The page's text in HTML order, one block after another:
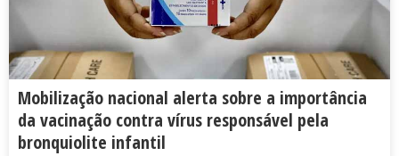
Mobilização nacional alerta sobre a importância
da vacinação contra vírus responsável pela
bronquiolite infantil